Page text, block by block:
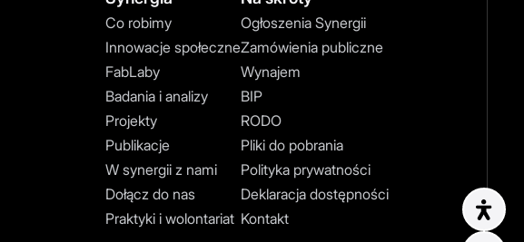
Co robimy
Innowacje społeczne
FabLaby
Badania i analizy
Projekty
Publikacje
W synergii z nami
Dołącz do nas
Praktyki i wolontariat
Ogłoszenia Synergii
Zamówienia publiczne
Wynajem
BIP
RODO
Pliki do pobrania
Polityka prywatności
Deklaracja dostępności
Kontakt